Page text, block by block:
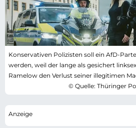
Konservativen Polizisten soll ein AfD-
werden, weil der lange als gesichert
Ramelow den Verlust seiner illegitimen
© Quelle: Thüringer